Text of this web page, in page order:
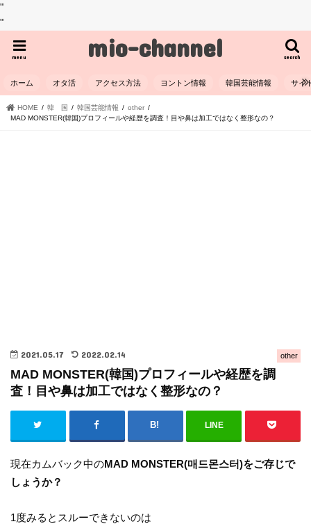
"
"
mio-channel search
menu
ホーム オタ活 アクセス方法 ヨントン情報 韓国芸能情報 サイ
HOME 韓 国 韓国芸能情報
other
MAD MONSTER(韓国)プロフィールや経歴を調査！目や鼻は加工ではなく整形なの？
other
2021.05.17 2022.02.14
MAD MONSTER(韓国)プロフィールや経歴を調
査！目や鼻は加工ではなく整形なの？
LINE
現在カムバック中のMAD MONSTER(매드몬스터)をご存じで
しょうか？
1度みるとスルーできないのは